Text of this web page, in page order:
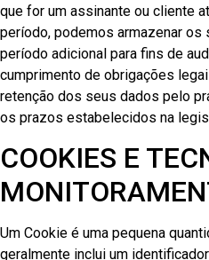
que for um assinante ou cliente
período, podemos armazenar
período adicional para fins de
cumprimento de obrigações
retenção dos seus dados pelo
os prazos estabelecidos na
COOKIES E
Um Cookie é uma pequena
geralmente inclui um